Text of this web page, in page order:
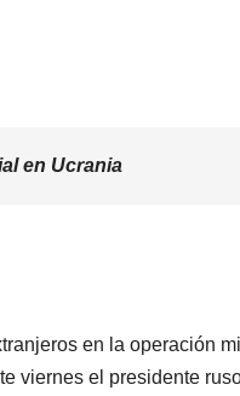
en Ucrania
en la operación
viernes el presidente